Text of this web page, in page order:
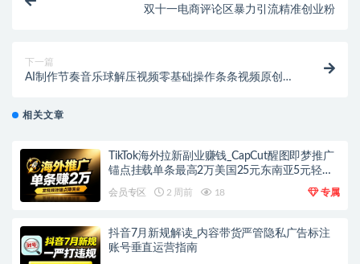
双十一电商评论区暴力引流精准创业粉
下一篇
AI制作节奏音乐球解压视频零基础操作条条视频原创爆
相关文章
TikTok海外拉新副业赚钱_CapCut醒图即梦推广
锚点挂载单条最高2万美国25元东南亚5元轻资
会员专区 2 周前 18 专属
抖音7月新规解读_内容带货严管隐私广告标注
账号垂直运营指南